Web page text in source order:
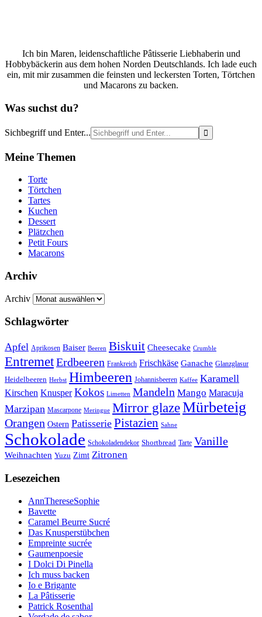
Ich bin Maren, leidenschaftliche Pâtisserie Liebhaberin und
Hobbybäckerin aus dem hohen Norden Deutschlands. Ich lade euch
ein, mit mir zusammen die feinsten und leckersten Torten, Törtchen
und Macarons zu backen.
Was suchst du?
Sichbegriff und Enter...
Meine Themen
Torte
Törtchen
Tartes
Kuchen
Dessert
Plätzchen
Petit Fours
Macarons
Archiv
Archiv
Schlagwörter
Apfel Aprikosen Baiser Beeren Biskuit Cheesecake Crumble
EntremetErdbeeren Frankreich Frischkäse Ganache Glanzglasur
Heidelbeeren Herbst Himbeeren Johannisbeeren Kaffee Karamell
Kirschen Knusper Kokos Limetten Mandeln Mango Maracuja
Marzipan Mascarpone Meringue Mirror glazeMürbeteig
Orangen Ostern Patisserie Pistazien Sahne
Schokolade Schokoladendekor Shortbread Tarte Vanille
Weihnachten Yuzu Zimt Zitronen
Lesezeichen
AnnThereseSophie
Bavette
Caramel Beurre Sucré
Das Knusperstübchen
Empreinte sucrée
Gaumenpoesie
I Dolci Di Pinella
Ich muss backen
Io e Brigante
La Pâtisserie
Patrick Rosenthal